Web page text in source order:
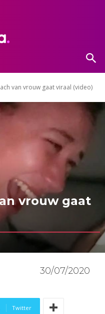
van vrouw gaat viraal (video)
vrouw gaat
30/07/2020
Twitter